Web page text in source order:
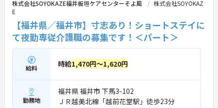
株式会社SOYOKAZE福井板垣ケアセンターそよ風
株式会社SOYOKAZ
E
【福井県／福井市】寸志あり！ショートステイに
て夜勤専従介護職の募集です！＜パート＞
給料 時給1,470円～1,620円
勤務地
福井県 福井市 下馬3-102
ＪＲ越美北線「越前花堂駅」徒歩23分